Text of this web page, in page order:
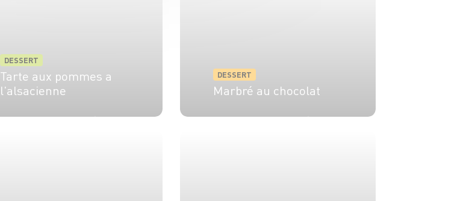
DESSERT
Tarte aux pommes a
l'alsacienne
DESSERT
Marbré au chocolat